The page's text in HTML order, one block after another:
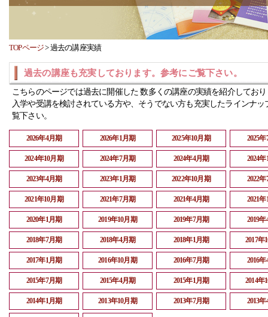
TOPページ>過去の講座実績
過去の講座も充実しております。参考にご覧下さい。
こちらのページでは過去に開催した 数多くの講座の実績を紹介してお
入学や受講を検討されている方や、そうでない方も充実したラインナッ
覧下さい。
2026年4月期 2026年1月期 2025年10月期 2025
2024年10月期 2024年7月期 2024年4月期 2024
2023年4月期 2023年1月期 2022年10月期 2022
2021年10月期 2021年7月期 2021年4月期 2021
2020年1月期 2019年10月期 2019年7月期 2019
2018年7月期 2018年4月期 2018年1月期 2017年
2017年1月期 2016年10月期 2016年7月期 2016
2015年7月期 2015年4月期 2015年1月期 2014年
2014年1月期 2013年10月期 2013年7月期 2013